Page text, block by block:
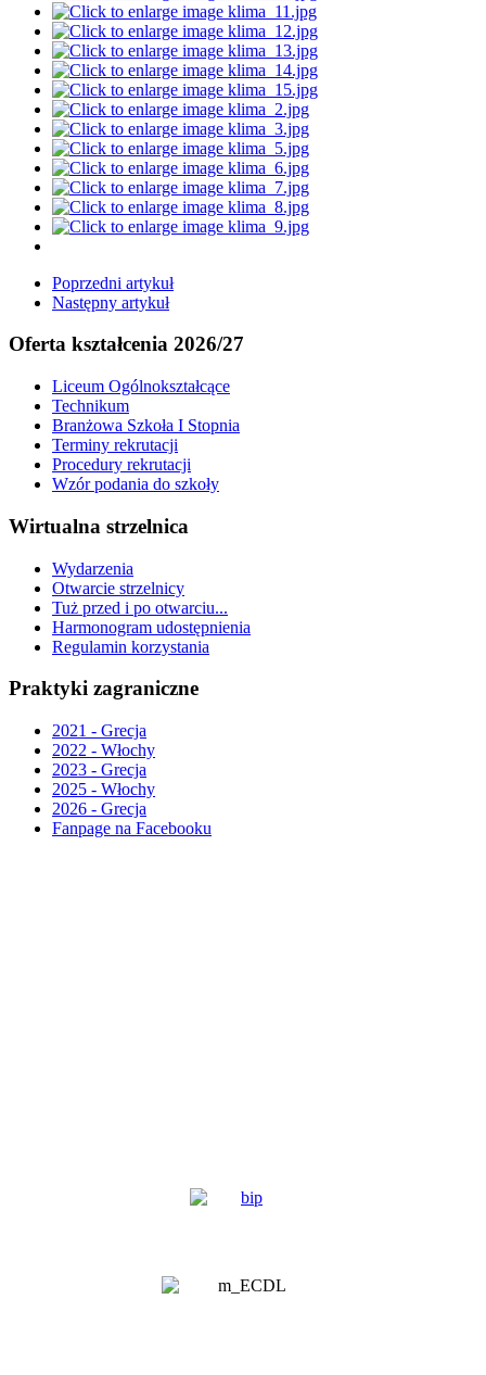
Poprzedni artykuł
Następny artykuł
Oferta kształcenia 2026/27
Liceum Ogólnokształcące
Technikum
Branżowa Szkoła I Stopnia
Terminy rekrutacji
Procedury rekrutacji
Wzór podania do szkoły
Wirtualna strzelnica
Wydarzenia
Otwarcie strzelnicy
Tuż przed i po otwarciu...
Harmonogram udostępnienia
Regulamin korzystania
Praktyki zagraniczne
2021 - Grecja
2022 - Włochy
2023 - Grecja
2025 - Włochy
2026 - Grecja
Fanpage na Facebooku